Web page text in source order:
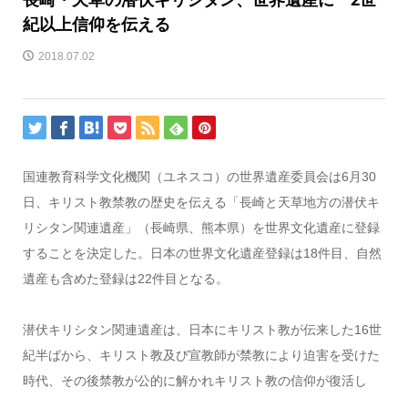
紀以上信仰を伝える
2018.07.02
国連教育科学文化機関（ユネスコ）の世界遺産委員会は6月30
日、キリスト教禁教の歴史を伝える「長崎と天草地方の潜伏キ
リシタン関連遺産」（長崎県、熊本県）を世界文化遺産に登録
することを決定した。日本の世界文化遺産登録は18件目、自然
遺産も含めた登録は22件目となる。
潜伏キリシタン関連遺産は、日本にキリスト教が伝来した16世
紀半ばから、キリスト教及び宣教師が禁教により迫害を受けた
時代、その後禁教が公的に解かれキリスト教の信仰が復活し